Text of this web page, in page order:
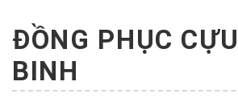
ĐỒNG PHỤC
BINH